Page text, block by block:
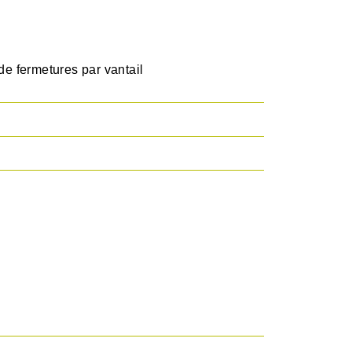
fermetures par vantail